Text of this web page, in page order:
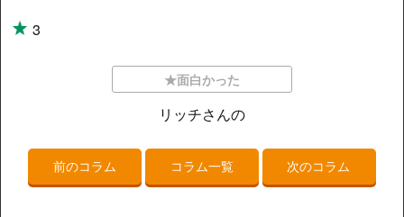
3
★面白かった
リッチさんの
前のコラム コラム一覧 次のコラム